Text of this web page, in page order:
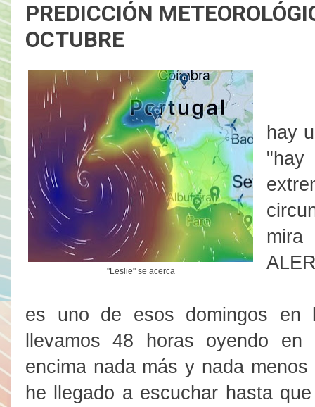
PREDICCIÓN
OCTUBRE
"Leslie" se acerca
hay
mira
es uno de esos domingos en
llevamos 48 horas oyendo
encima nada más y nada
he llegado a escuchar hasta